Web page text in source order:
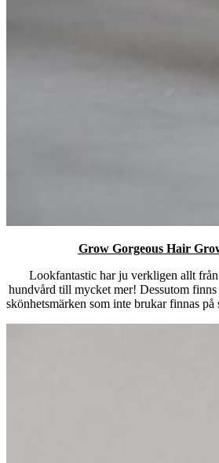
Grow Gorgeous Hair
Lookfantastic har ju verkligen allt
hundvård till mycket mer! Dessutom finns
skönhetsmärken som inte brukar finnas på